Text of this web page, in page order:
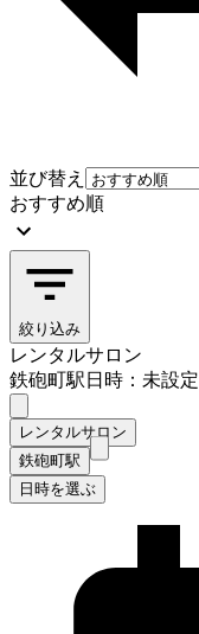
並び替え
おすすめ順
絞り込み
レンタルサロン
鉄砲町駅日時：未設定
レンタルサロン
鉄砲町駅
日時を選ぶ